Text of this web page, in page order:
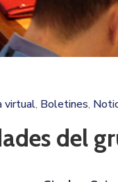
virtual‚ Boletines‚
del